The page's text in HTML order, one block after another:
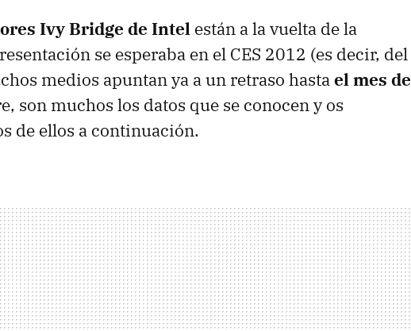
Ivy Bridge de Intel están a la vuelta de la
se esperaba en el CES 2012 (es decir, del
medios apuntan ya a un retraso hastael mes de
son muchos los datos que se conocen y os
de ellos a continuación.